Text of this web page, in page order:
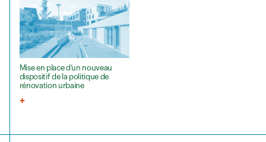
Mise en place d’un nouveau
dispositif de la politique de
rénovation urbaine